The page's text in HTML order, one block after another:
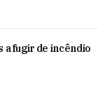
a fugir de incêndio